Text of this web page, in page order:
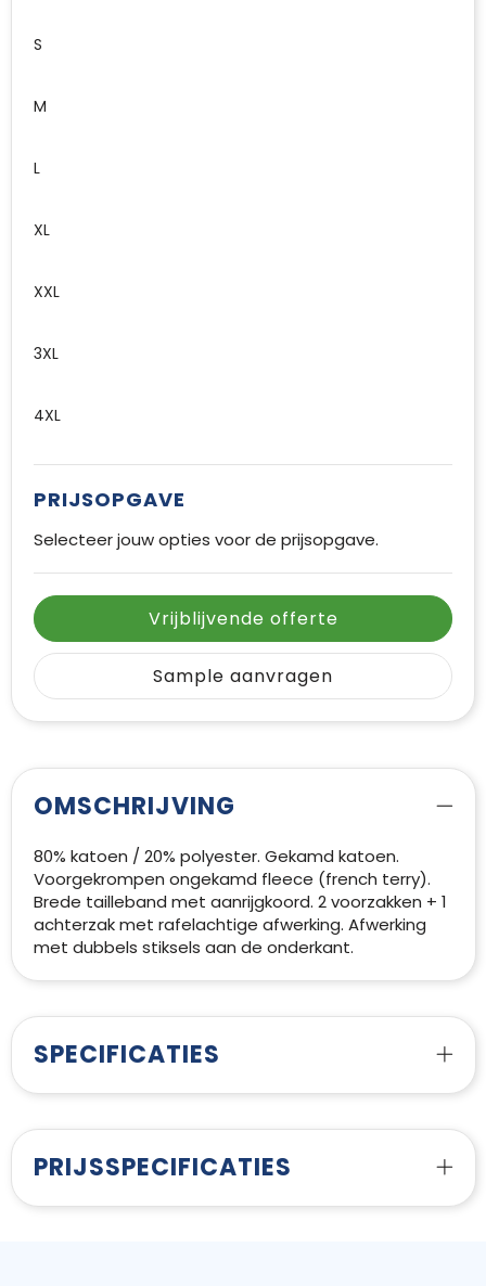
S
M
L
XL
XXL
3XL
4XL
PRIJSOPGAVE
Selecteer jouw opties voor de prijsopgave.
Vrijblijvende offerte
Sample aanvragen
OMSCHRIJVING
80% katoen / 20% polyester. Gekamd katoen.
Voorgekrompen ongekamd fleece (french terry).
Brede tailleband met aanrijgkoord. 2 voorzakken + 1
achterzak met rafelachtige afwerking. Afwerking
met dubbels stiksels aan de onderkant.
SPECIFICATIES
PRIJSSPECIFICATIES